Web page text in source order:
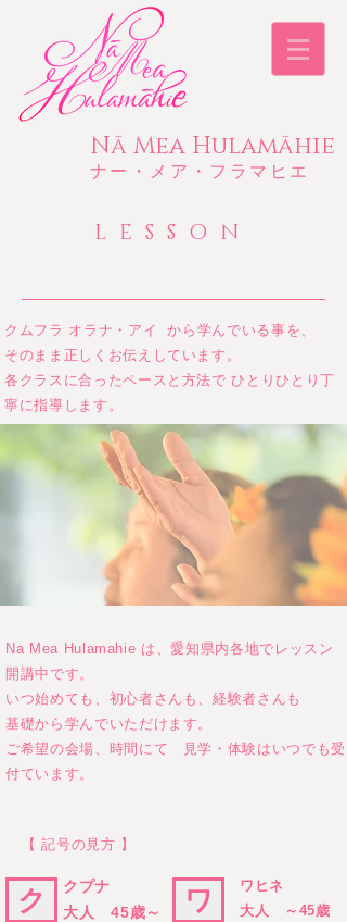
​Nā Mea Hulamāhie​
​ナー・メア・フラマヒエ
LESSON
クムフラ オラナ・アイ から学んでいる事を、
そのまま正しくお伝えしています。
各クラスに合ったペースと方法で ひとりひとり丁
寧に指導します​。
Na Mea Hulamahie は、愛知県内各地でレッスン
開講中です。
いつ始めても、初心者さんも、経験者さんも
基礎から学んでいただけます。
ご希望の会場、時間にて 見学・体験はいつでも受
付ています。
【 記号の見方 】
ク
​クプナ
大人 45歳～
ワ
​ワヒネ
大人 ～45歳